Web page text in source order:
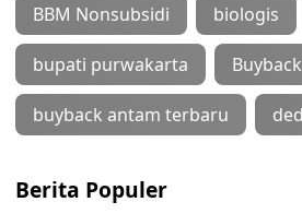
BBM Nonsubsidi biologis
bupati purwakarta Buyback
buyback antam terbaru
Berita Populer